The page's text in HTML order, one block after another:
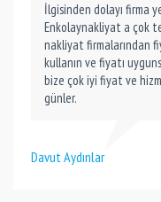
İlgisinden dolayı firma
Enkolaynakliyat a çok
nakliyat firmalarından
kullanın ve fiyatı
bize çok iyi fiyat ve
günler.
Davut Aydınlar